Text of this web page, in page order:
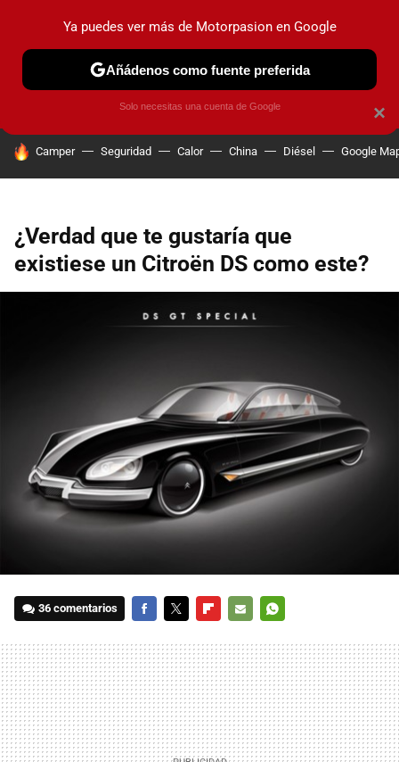
PRUEBAS COCHES ELÉCTRICOS OBSERVATORIO
HOY SE HABLA DE
Camper Seguridad Calor China Diésel Google
¿Verdad que te gustaría que
existiese un Citroën DS como este?
36 comentarios
MAIL
×
Ya puedes ver más de Motorpasion en Google
Añádenos como fuente preferida
Solo necesitas una cuenta de Google